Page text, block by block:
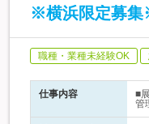
※横浜限定募集
職種・業種未経験OK
仕事内容
■
管